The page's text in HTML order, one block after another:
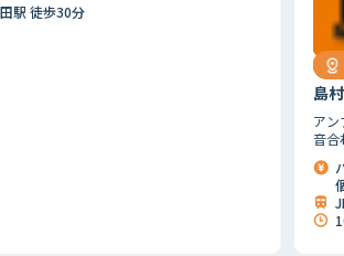
駅 徒歩30分
島
アン
音合